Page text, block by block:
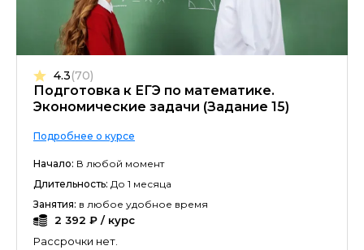
Подготовка к ЕГЭ по математике.
Экономические задачи (Задание 15)
4.3(70)
Подробнее о курсе
Начало: В любой момент
Длительность: До 1 месяца
Занятия: в любое удобное время
2 392 ₽ / курс
Рассрочки нет.